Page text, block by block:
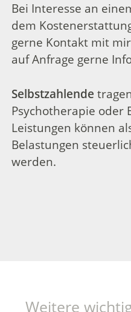
Bei Interesse an
dem
gerne Kontakt mit
auf Anfrage gerne
Selbstzahlende
Psychotherapie oder
Leistungen können
Belastungen
werden.
Weitere